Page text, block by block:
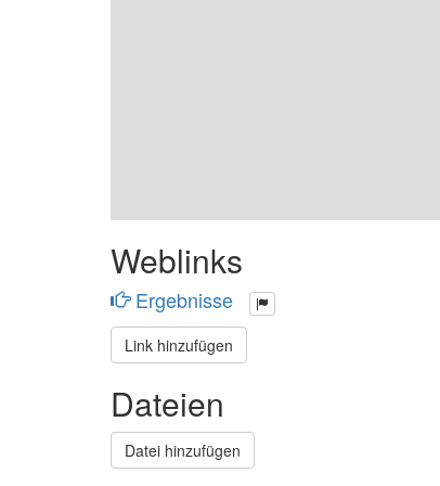
Weblinks
Ergebnisse
Link hinzufügen
Dateien
Datei hinzufügen